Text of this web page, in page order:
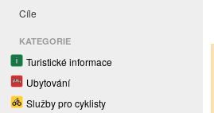
Cíle
KATEGORIE
Turistické informace
Ubytování
Služby pro cyklisty